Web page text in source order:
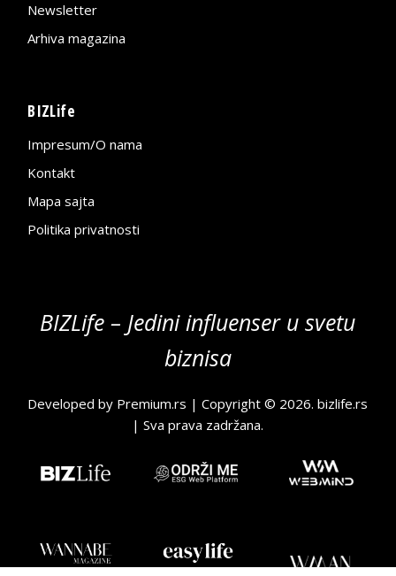
Newsletter
Arhiva magazina
BIZLife
Impresum/O nama
Kontakt
Mapa sajta
Politika privatnosti
BIZLife – Jedini influenser u svetu
biznisa
Developed by Premium.rs | Copyright © 2026.bizlife.rs
| Sva prava zadržana.